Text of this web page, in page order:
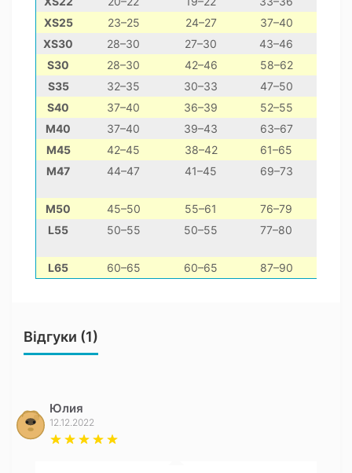
XS25
23–25 24–27 37–40
XS30
28–30 27–30 43–46
S30
28–30 42–46
58–62
S35
32–35 30–33
47–50
S40
37–40 36–39 52–55
M40
37–40 39–43 63–67
M45
42–45 38–42 61–65
M47
44–47 41–45 69–73
M50 45–50 55–61
76–79
L55
50–55 50–55 77–80
L65 60–65 60–65 87–90
Відгуки (1)
Юлия
12.12.2022